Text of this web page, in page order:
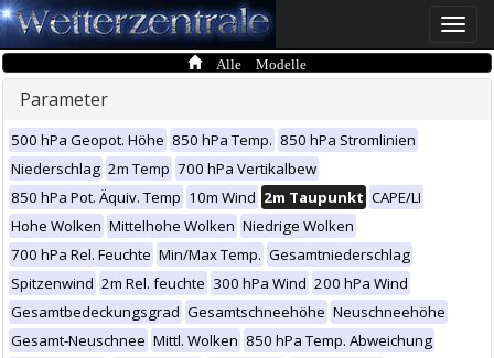
Toggle
Alle Modelle
Parameter
500 hPa Geopot. Höhe 850 hPa Temp. 850 hPa Stromlinien
Niederschlag 2m Temp 700 hPa Vertikalbew
850 hPa Pot. Äquiv. Temp 10m Wind 2m Taupunkt CAPE/LI
Hohe Wolken Mittelhohe Wolken Niedrige Wolken
700 hPa Rel. Feuchte Min/Max Temp. Gesamtniederschlag
Spitzenwind 2m Rel. feuchte 300 hPa Wind 200 hPa Wind
Gesamtbedeckungsgrad Gesamtschneehöhe Neuschneehöhe
Gesamt-Neuschnee Mittl. Wolken 850 hPa Temp. Abweichung